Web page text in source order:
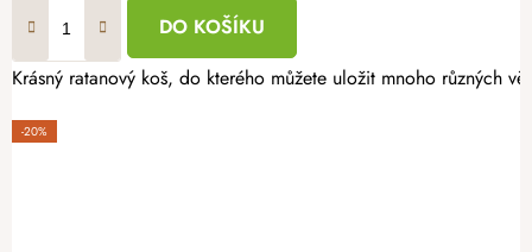
DO KOŠÍKU
Krásný ratanový koš, do kterého můžete uložit mnoho různých
-20%